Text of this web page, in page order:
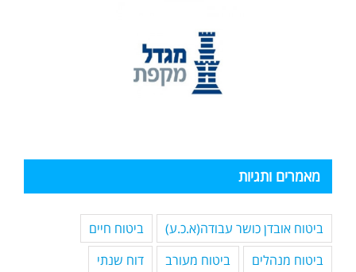
מאמרים ותגיות
ביטוח אובדן כושר עבודה(א.כ.ע)
ביטוח חיים
ביטוח מנהלים
ביטוח מעורב דוח שנתי